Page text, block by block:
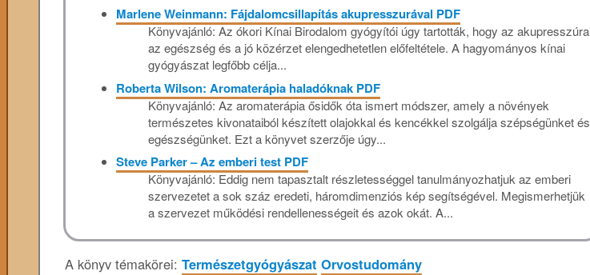
Marlene Weinmann: Fájdalomcsillapítás akupresszurával PDF
Könyvajánló: Az ókori Kínai Birodalom gyógyítói úgy tartották, hogy az akupresszúra
az egészség és a jó közérzet elengedhetetlen előfeltétele. A hagyományos kínai
gyógyászat legfőbb célja...
Roberta Wilson: Aromaterápia haladóknak PDF
Könyvajánló: Az aromaterápia ősidők óta ismert módszer, amely a növények
természetes kivonataiból készített olajokkal és kencékkel szolgálja szépségünket és
egészségünket. Ezt a könyvet szerzője úgy...
Steve Parker – Az emberi test PDF
Könyvajánló: Eddig nem tapasztalt részletességgel tanulmányozhatjuk az emberi
szervezetet a sok száz eredeti, háromdimenziós kép segítségével. Megismerhetjük
a szervezet működési rendellenességeit és azok okát. A...
A könyv témakörei: Természetgyógyászat Orvostudomány